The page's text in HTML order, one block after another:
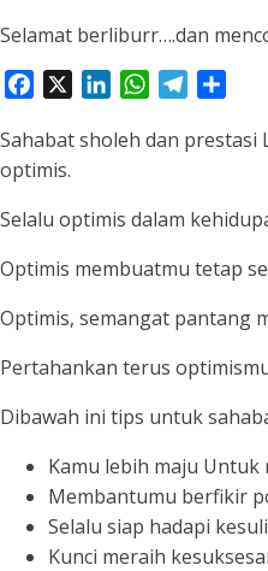
Selamat berliburr….dan
Facebook
LinkedInWhatsAppTelegram
Sahabat sholeh dan prestasi
optimis.
Selalu optimis dalam
Optimis membuatmu tetap
Optimis, semangat pantang
Pertahankan terus
Dibawah ini tips untuk
Kamu lebih maju Untuk
Membantumu berfikir
Selalu siap hadapi
Kunci meraih